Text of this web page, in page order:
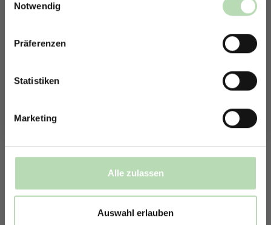
Notwendig
Präferenzen
Statistiken
Marketing
Alle zulassen
Auswahl erlauben